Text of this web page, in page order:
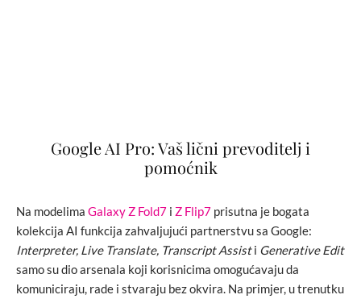
Google AI Pro: Vaš lični prevoditelj i
pomoćnik
Na modelima Galaxy Z Fold7 i Z Flip7 prisutna je bogata
kolekcija AI funkcija zahvaljujući partnerstvu sa Google:
Interpreter, Live Translate, Transcript Assisti Generative Edit
samo su dio arsenala koji korisnicima omogućavaju da
komuniciraju, rade i stvaraju bez okvira. Na primjer, u trenutku